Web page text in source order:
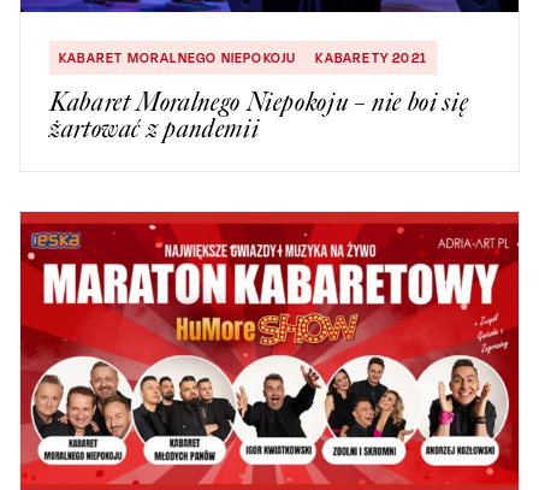
KABARET MORALNEGO NIEPOKOJU KABARETY 2021
Kabaret Moralnego Niepokoju – nie boi się
żartować z pandemii